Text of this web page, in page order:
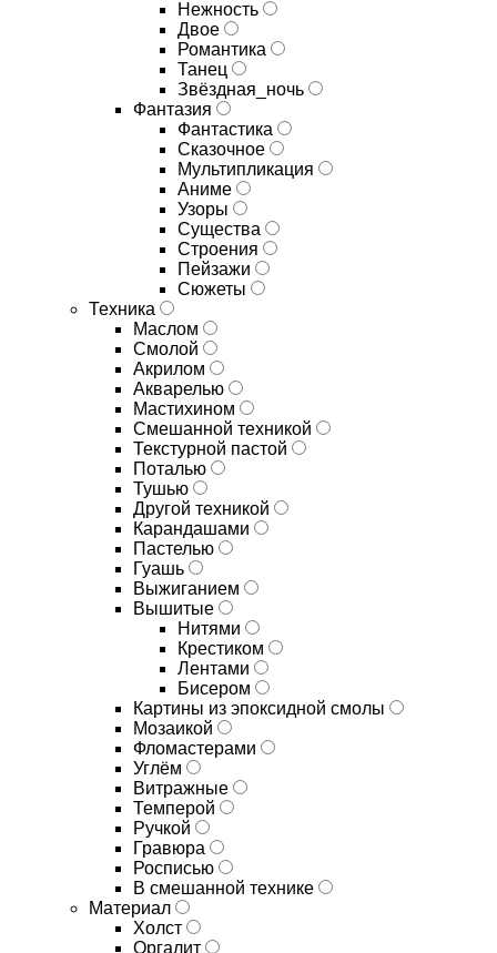
Нежность
Двое
Романтика
Танец
Звёздная_ночь
Фантазия
Фантастика
Сказочное
Мультипликация
Аниме
Узоры
Существа
Строения
Пейзажи
Сюжеты
Техника
Маслом
Смолой
Акрилом
Акварелью
Мастихином
Смешанной техникой
Текстурной пастой
Поталью
Тушью
Другой техникой
Карандашами
Пастелью
Гуашь
Выжиганием
Вышитые
Нитями
Крестиком
Лентами
Бисером
Картины из эпоксидной смолы
Мозаикой
Фломастерами
Углём
Витражные
Темперой
Ручкой
Гравюра
Росписью
В смешанной технике
Материал
Холст
Оргалит